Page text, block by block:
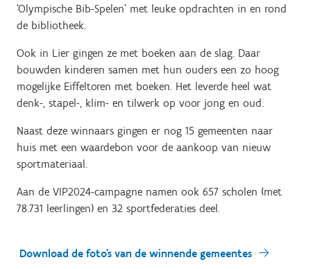
‘Olympische Bib-Spelen’ met leuke opdrachten in en rond
de bibliotheek.
Ook in Lier gingen ze met boeken aan de slag. Daar
bouwden kinderen samen met hun ouders een zo hoog
mogelijke Eiffeltoren met boeken. Het leverde heel wat
denk-, stapel-, klim- en tilwerk op voor jong en oud.
Naast deze winnaars gingen er nog 15 gemeenten naar
huis met een waardebon voor de aankoop van nieuw
sportmateriaal.
Aan de VIP2024-campagne namen ook 657 scholen (met
78.731 leerlingen) en 32 sportfederaties deel.
Download de foto's van de winnende gemeentes